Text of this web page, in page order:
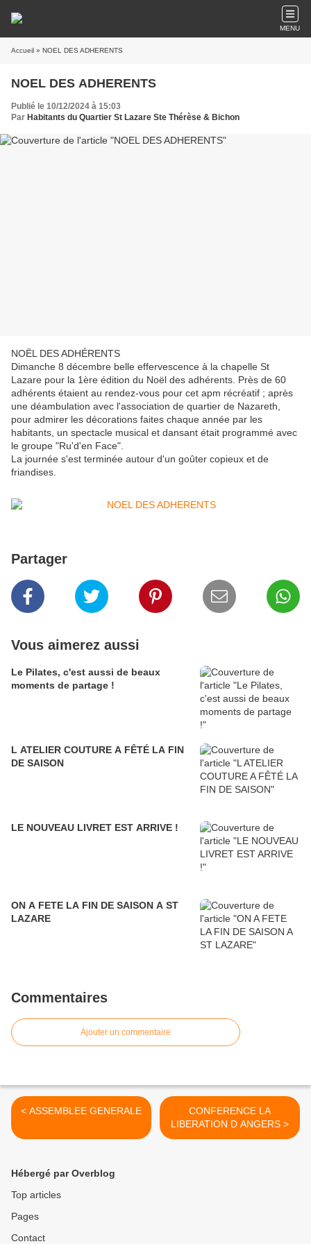
MENU
Accueil » NOEL DES ADHERENTS
NOEL DES ADHERENTS
Publié le 10/12/2024 à 15:03
Par Habitants du Quartier St Lazare Ste Thérèse & Bichon
NOËL DES ADHÉRENTS
Dimanche 8 décembre belle effervescence à la chapelle St
Lazare pour la 1ère édition du Noël des adhérents. Près de 60
adhérents étaient au rendez-vous pour cet apm récréatif ; après
une déambulation avec l'association de quartier de Nazareth,
pour admirer les décorations faites chaque année par les
habitants, un spectacle musical et dansant était programmé avec
le groupe "Ru'd'en Face".
La journée s'est terminée autour d'un goûter copieux et de
friandises.
Partager
Vous aimerez aussi
Le Pilates, c'est aussi de beaux
moments de partage !
L ATELIER COUTURE A FÊTÉ LA FIN
DE SAISON
LE NOUVEAU LIVRET EST ARRIVE !
ON A FETE LA FIN DE SAISON A ST
LAZARE
Commentaires
Ajouter un commentaire
< ASSEMBLEE GENERALE
CONFERENCE LA
LIBERATION D ANGERS >
Hébergé par Overblog
Top articles
Pages
Contact